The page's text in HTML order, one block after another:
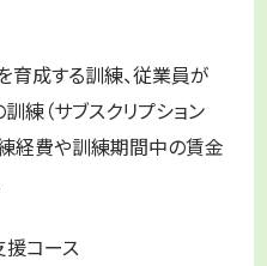
成する訓練、従業員が
練（サブスクリプション
経費や訓練期間中の賃金
援コース